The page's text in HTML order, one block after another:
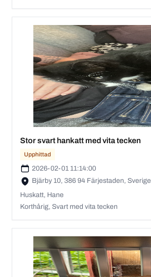
Stor svart hankatt med vita tecken
Upphittad
2026-02-01 11:14:00
Bjärby 10, 386 94 Färjestaden, Sverige
Huskatt, Hane
Korthårig, Svart med vita tecken